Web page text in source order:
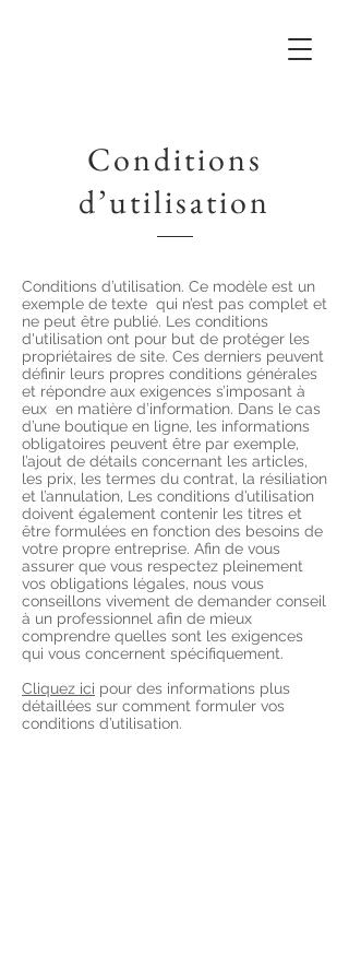
Conditions
d’utilisation
Conditions d’utilisation. Ce modèle est un
exemple de texte qui n’est pas complet et
ne peut être publié. Les conditions
d'utilisation ont pour but de protéger les
propriétaires de site. Ces derniers peuvent
définir leurs propres conditions générales
et répondre aux exigences s’imposant à
eux en matière d’information. Dans le cas
d’une boutique en ligne, les informations
obligatoires peuvent être par exemple,
l’ajout de détails concernant les articles,
les prix, les termes du contrat, la résiliation
et l’annulation, Les conditions d’utilisation
doivent également contenir les titres et
être formulées en fonction des besoins de
votre propre entreprise. Afin de vous
assurer que vous respectez pleinement
vos obligations légales, nous vous
conseillons vivement de demander conseil
à un professionnel afin de mieux
comprendre quelles sont les exigences
qui vous concernent spécifiquement.
Cliquez ici pour des informations plus
détaillées sur comment formuler vos
conditions d’utilisation.